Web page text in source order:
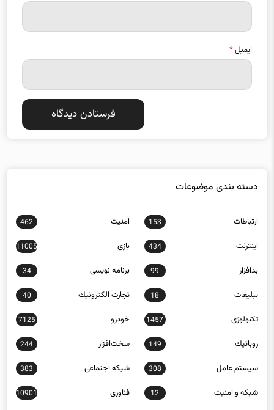
ایمیل*
دسته بندی موضوعات
ارتباطات 153 امنيت 462
اينترنت 434 بازی 11005
بدافزار 99 برنامه نويسی 34
تبلیغات 18 تجارت الكترونيك 40
تکنولوژی 1457 خودرو 7125
روباتيك 149 سخت‌افزار 244
سيستم عامل 308 شبكه اجتماعی 383
شبكه و امنيت 12 فناوری 10901